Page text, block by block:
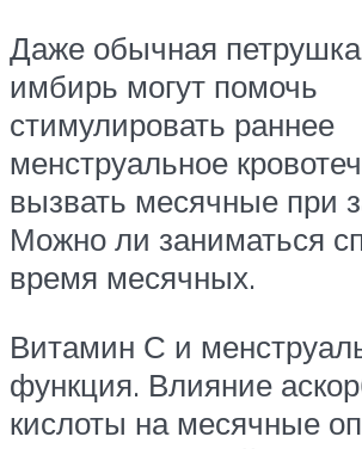
Даже обычная
имбирь могут помочь
стимулировать раннее
менструальное
вызвать месячные при
Можно ли заниматься
время месячных.
Витамин С и
функция. Влияние
кислоты на месячные